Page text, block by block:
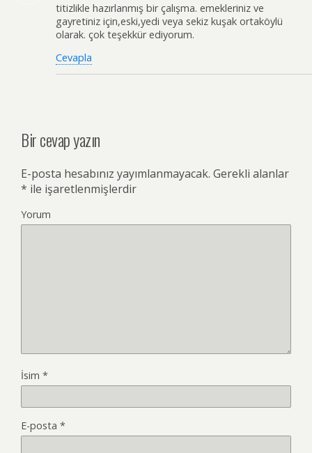
titizlikle hazırlanmış bir çalışma. emekleriniz ve
gayretiniz için,eski,yedi veya sekiz kuşak ortaköylü
olarak. çok teşekkür ediyorum.
Cevapla
Bir cevap yazın
E-posta hesabınız yayımlanmayacak. Gerekli alanlar
* ile işaretlenmişlerdir
Yorum
İsim *
E-posta *